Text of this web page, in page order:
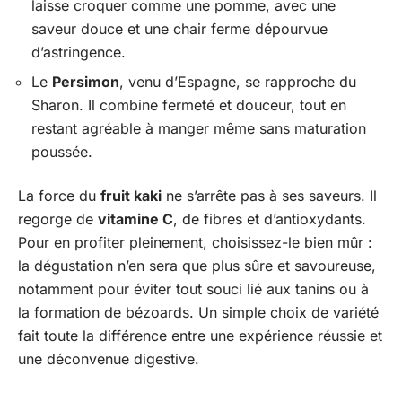
laisse croquer comme une pomme, avec une
saveur douce et une chair ferme dépourvue
d’astringence.
Le Persimon, venu d’Espagne, se rapproche du
Sharon. Il combine fermeté et douceur, tout en
restant agréable à manger même sans maturation
poussée.
La force du fruit kaki ne s’arrête pas à ses saveurs. Il
regorge de vitamine C, de fibres et d’antioxydants.
Pour en profiter pleinement, choisissez-le bien mûr :
la dégustation n’en sera que plus sûre et savoureuse,
notamment pour éviter tout souci lié aux tanins ou à
la formation de bézoards. Un simple choix de variété
fait toute la différence entre une expérience réussie et
une déconvenue digestive.